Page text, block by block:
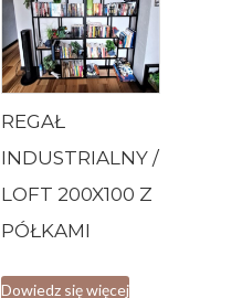
REGAŁ
INDUSTRIALNY /
LOFT 200X100 Z
PÓŁKAMI
Dowiedz się więcej